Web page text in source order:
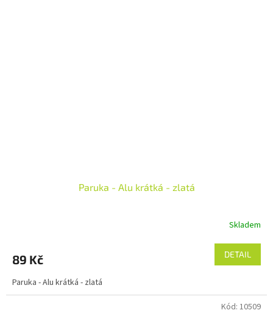
Paruka - Alu krátká - zlatá
Skladem
89 Kč DETAIL
Paruka - Alu krátká - zlatá
Kód: 10509